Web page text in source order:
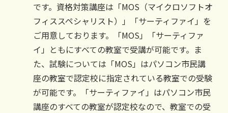
です。資格対策講座は「MOS（マイクロソフトオ
フィススペシャリスト）」「サーティファイ」を
ご用意しております。「MOS」「サーティファ
イ」ともにすべての教室で受講が可能です。ま
た、試験については「MOS」はパソコン市民講
座の教室で認定校に指定されている教室での受験
が可能です。「サーティファイ」はパソコン市民
講座のすべての教室が認定校なので、教室での受